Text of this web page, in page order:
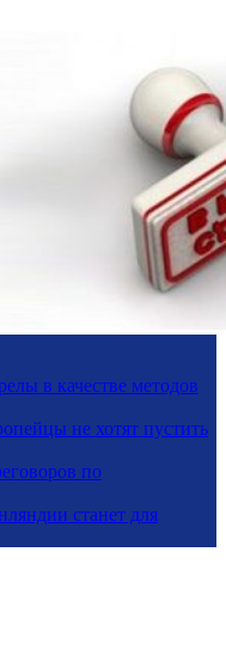
в качестве методов
не хотят пустить
по
станет для